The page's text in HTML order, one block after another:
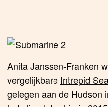
Anita Janssen-Franken
vergelijkbare Intrepid
gelegen aan de Hudson